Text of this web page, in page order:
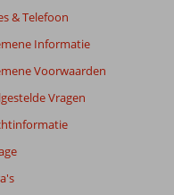
worden
niet
meer
weergegeven
om
de
relevantie
van
& Telefoon
Informatie
Voorwaarden
Vragen